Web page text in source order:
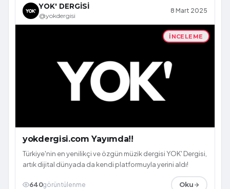
YOK' DERGİSİ
@yokdergisi
8 Mart 2025
İNCELEME
yokdergisi.com Yayımda!!
Türkiye'nin en yenilikçi ve özgün müzik dergisi YOK' Dergisi,
artık dijital dünyada da kendi platformuyla yerini aldı!
640görüntülenme Oku